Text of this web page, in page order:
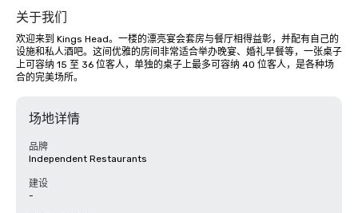
关于我们
欢迎来到 Kings Head。一楼的漂亮宴会套房与餐厅相得益彰，并配有自己的
设施和私人酒吧。这间优雅的房间非常适合举办晚宴、婚礼早餐等，一张桌子
上可容纳 15 至 36 位客人，单独的桌子上最多可容纳 40 位客人，是各种场
合的完美场所。
场地详情
品牌
Independent Restaurants
建设
-